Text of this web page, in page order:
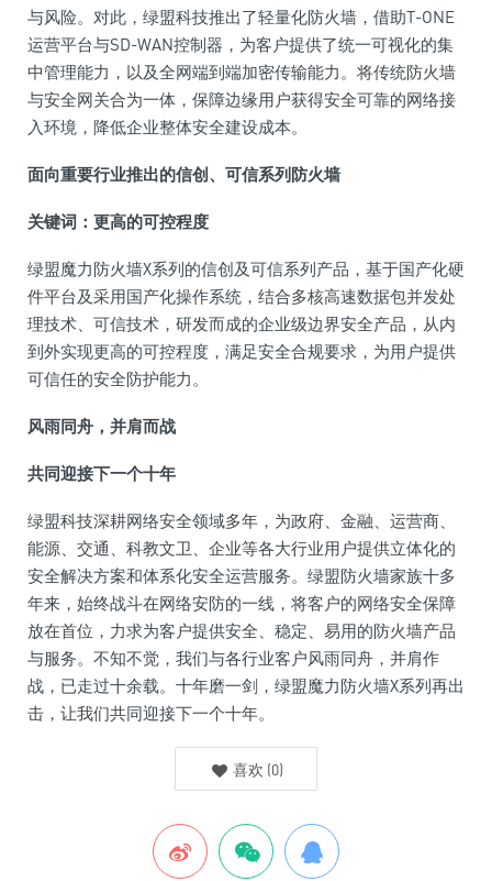
与风险。对此，绿盟科技推出了轻量化防火墙，借助T-ONE
运营平台与SD-WAN控制器，为客户提供了统一可视化的集
中管理能力，以及全网端到端加密传输能力。将传统防火墙
与安全网关合为一体，保障边缘用户获得安全可靠的网络接
入环境，降低企业整体安全建设成本。
面向重要行业推出的信创、可信系列防火墙
关键词：更高的可控程度
绿盟魔力防火墙X系列的信创及可信系列产品，基于国产化硬
件平台及采用国产化操作系统，结合多核高速数据包并发处
理技术、可信技术，研发而成的企业级边界安全产品，从内
到外实现更高的可控程度，满足安全合规要求，为用户提供
可信任的安全防护能力。
风雨同舟，并肩而战
共同迎接下一个十年
绿盟科技深耕网络安全领域多年，为政府 金融 、运营商、
能源、交通、科教文卫、企业等各大行业用户提供立体化的
安全解决方案和体系化安全运营服务。绿盟防火墙家族十多
年来，始终战斗在网络安防的一线，将客户的网络安全保障
放在首位，力求为客户提供安全、稳定、易用的防火墙产品
与服务。不知不觉，我们与各行业客户风雨同舟，并肩作
战，已走过十余载。十年磨一剑，绿盟魔力防火墙X系列再出
击，让我们共同迎接下一个十年。
喜欢 (0)